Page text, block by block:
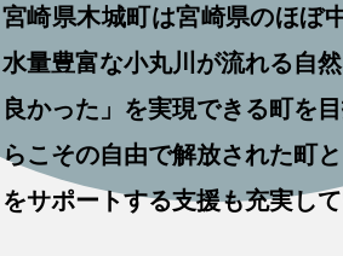
宮崎県木城町は宮崎県のほぼ
水量豊富な小丸川が流れる自
良かった」を実現できる町を
らこその自由で解放された町
をサポートする支援も充実して